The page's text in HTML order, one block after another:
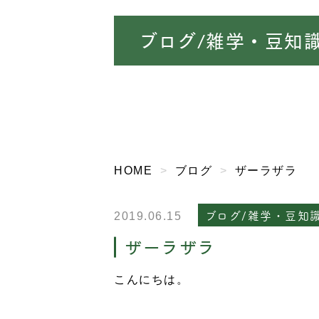
ブログ/雑学・豆知
HOME ブログ ザーラザラ
2019.06.15 ブログ/雑学・豆知
ザーラザラ
こんにちは。